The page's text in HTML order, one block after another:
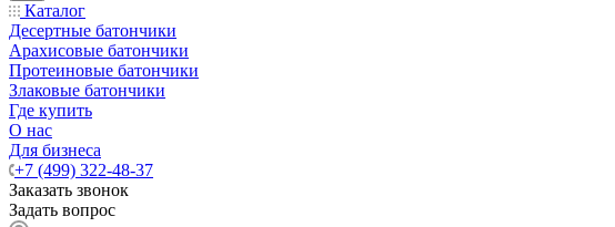
Каталог
Десертные батончики
Арахисовые батончики
Протеиновые батончики
Злаковые батончики
Где купить
О нас
Для бизнеса
+7 (499) 322-48-37
Заказать звонок
Задать вопрос